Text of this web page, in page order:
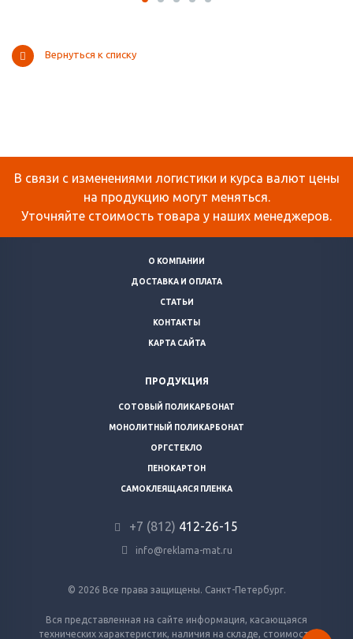
Вернуться к списку
В связи с изменениями логистики и курса валют цены
на продукцию могут меняться.
Уточняйте стоимость товара у наших менеджеров.
О КОМПАНИИ
ДОСТАВКА И ОПЛАТА
СТАТЬИ
КОНТАКТЫ
КАРТА САЙТА
ПРОДУКЦИЯ
СОТОВЫЙ ПОЛИКАРБОНАТ
МОНОЛИТНЫЙ ПОЛИКАРБОНАТ
ОРГСТЕКЛО
ПЕНОКАРТОН
САМОКЛЕЯЩАЯСЯ ПЛЕНКА
+7 (812) 412-26-15
info@reklama-mat.ru
© 2026 Все права защищены. Санкт-Петербург.
Вся представленная на сайте информация, касающаяся
технических характеристик, наличия на складе, стоимости